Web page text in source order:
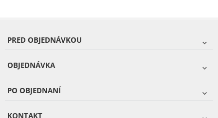
PRED OBJEDNÁVKOU
OBJEDNÁVKA
PO OBJEDNANÍ
KONTAKT